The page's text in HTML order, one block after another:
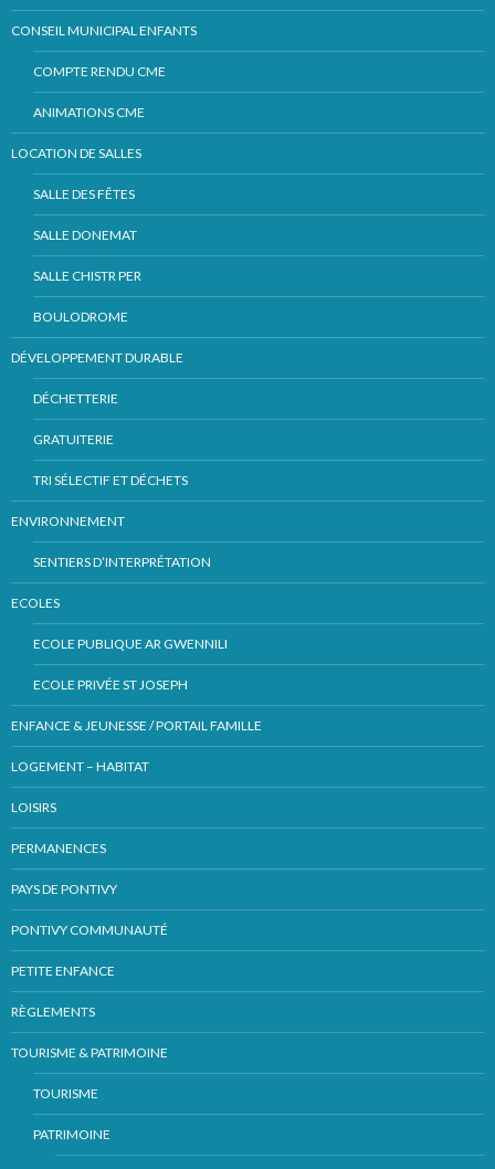
CONSEIL MUNICIPAL ENFANTS
COMPTE RENDU CME
ANIMATIONS CME
LOCATION DE SALLES
SALLE DES FÊTES
SALLE DONEMAT
SALLE CHISTR PER
BOULODROME
DÉVELOPPEMENT DURABLE
DÉCHETTERIE
GRATUITERIE
TRI SÉLECTIF ET DÉCHETS
ENVIRONNEMENT
SENTIERS D’INTERPRÉTATION
ECOLES
ECOLE PUBLIQUE AR GWENNILI
ECOLE PRIVÉE ST JOSEPH
ENFANCE & JEUNESSE / PORTAIL FAMILLE
LOGEMENT – HABITAT
LOISIRS
PERMANENCES
PAYS DE PONTIVY
PONTIVY COMMUNAUTÉ
PETITE ENFANCE
RÈGLEMENTS
TOURISME & PATRIMOINE
TOURISME
PATRIMOINE